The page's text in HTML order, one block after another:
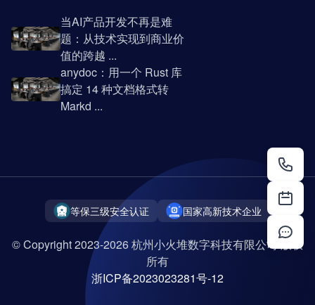
当AI产品开发不再是难
题：从技术实现到商业价
值的跨越 ...
anydoc：用一个 Rust 库
搞定 14 种文档格式转
Markd ...
等保三级安全认证 国家高新技术企业
© Copyright 2023-2026 杭州小火堆数字科技有限公司 版权
所有
浙ICP备2023023281号-12